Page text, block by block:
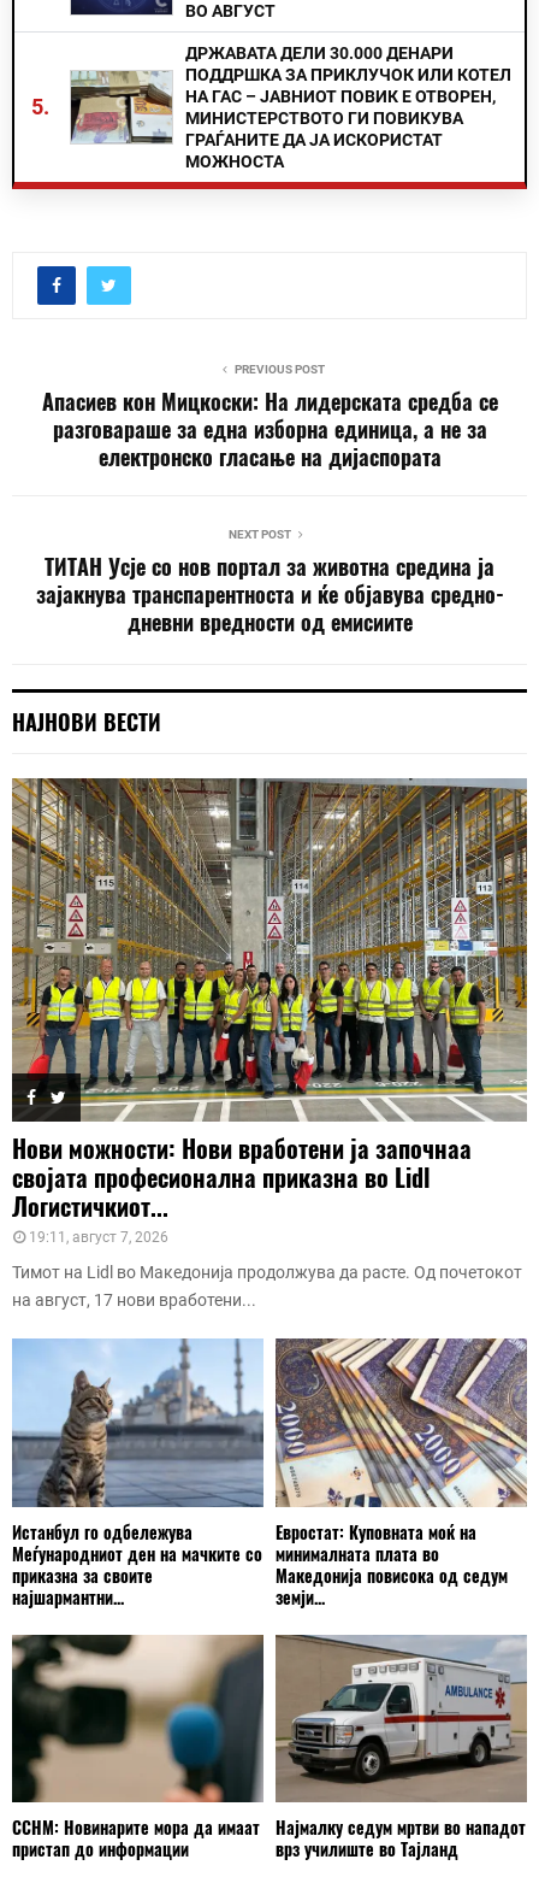
ВО АВГУСТ
5.
ДРЖАВАТА ДЕЛИ 30.000 ДЕНАРИ
ПОДДРШКА ЗА ПРИКЛУЧОК ИЛИ КОТЕЛ
НА ГАС – ЈАВНИОТ ПОВИК Е ОТВОРЕН,
МИНИСТЕРСТВОТО ГИ ПОВИКУВА
ГРАЃАНИТЕ ДА ЈА ИСКОРИСТАТ
МОЖНОСТА
PREVIOUS POST
Апасиев кон Мицкоски: На лидерската средба се
разговараше за една изборна единица, а не за
електронско гласање на дијаспората
NEXT POST
ТИТАН Усје со нов портал за животна средина ја
зајакнува транспарентноста и ќе објавува средно-
дневни вредности од емисиите
НАЈНОВИ ВЕСТИ
Нови можности: Нови вработени ја започнаа
својата професионална приказна во Lidl
Логистичкиот...
19:11, август 7, 2026
Тимот на Lidl во Македонија продолжува да расте. Од почетокот
на август, 17 нови вработени...
Истанбул го одбележува
Меѓународниот ден на мачките со
приказна за своите
најшармантни...
Евростат: Куповната моќ на
минималната плата во
Македонија повисока од седум
земји...
ССНМ: Новинарите мора да имаат
пристап до информации
Најмалку седум мртви во нападот
врз училиште во Тајланд